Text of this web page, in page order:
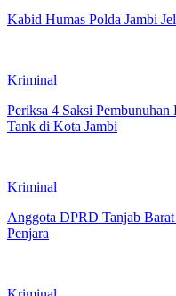
Kabid Humas Polda Jambi
Kriminal
Periksa 4 Saksi
Tank di Kota Jambi
Kriminal
Anggota DPRD Tanjab
Penjara